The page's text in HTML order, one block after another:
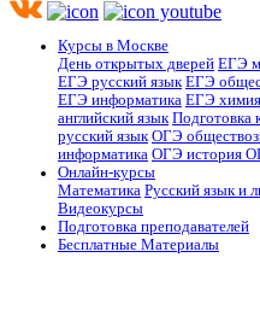
Курсы в Москве
День открытых дверей ЕГЭ
ЕГЭ русский язык ЕГЭ
ЕГЭ информатика ЕГЭ химия
английский язык Подготовка
русский язык ОГЭ
информатика ОГЭ история
Онлайн-курсы
Математика Русский язык и
Видеокурсы
Подготовка преподавателей
Бесплатные Материалы